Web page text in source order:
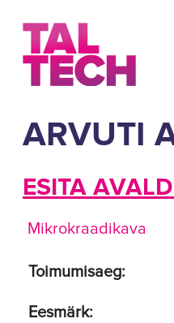
ARVUTI
ESITA
Mikrokraadikava
Toimumisaeg:
Eesmärk: